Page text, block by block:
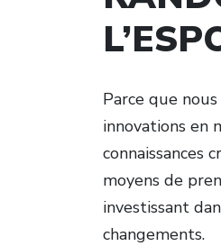
Parce que
innovations en
connaissances
moyens de
investissant
changements.